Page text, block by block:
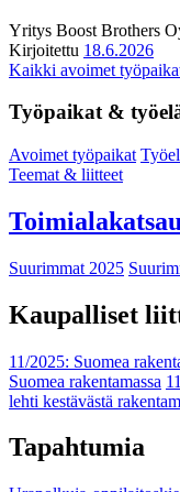
Yritys Boost Brothers
Kirjoitettu 18.6.2026
Kaikki avoimet
Työpaikat &
Avoimet työpaikat
Teemat & liitteet
Suurimmat 2025
Kaupalliset
11/2025: Suomea
Suomea rakentamassa
lehti kestävästä
Tapahtumia